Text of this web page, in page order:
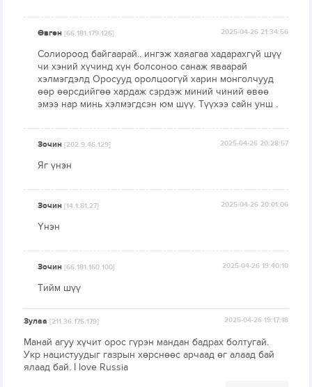
Өвгөн[66.181.179.126] 2025-04-26 21:34:56
Солиороод байгаарай.. ингэж хаяагаа хадарахгүй шүү
чи хэний хүчинд хүн болсоноо санаж яваарай
хэлмэгдэлд Оросууд оролцоогүй харин монголчууд
өөр өөрсдийгөө хардаж сэрдэж миний чиний өвөө
эмээ нар минь хэлмэгдсэн юм шүү. Түүхээ сайн унш .
Зочин[202.9.46.129] 2025-04-26 20:28:57
Яг үнэн
Зочин[14.1.81.27] 2025-04-26 20:01:06
Үнэн
Зочин[66.181.160.100] 2025-04-26 19:40:10
Тийм шүү
Зулаа[211.36.175.179] 2025-04-26 19:17:18
Манай агуу хүчит орос гүрэн мандан бадрах болтугай.
Укр нацистуудыг газрын хөрснөөс арчаад өг алаад бай
ялаад бай. I love Russia